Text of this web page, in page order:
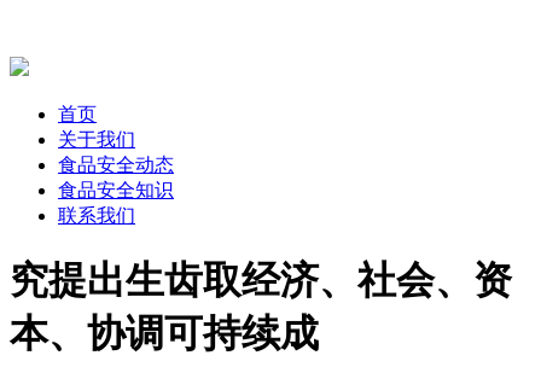
首页
关于我们
食品安全动态
食品安全知识
联系我们
究提出生齿取经济、社会、资
本、协调可持续成